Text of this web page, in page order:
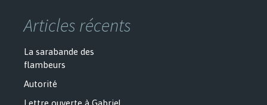
Articles récents
La sarabande des
flambeurs
Autorité